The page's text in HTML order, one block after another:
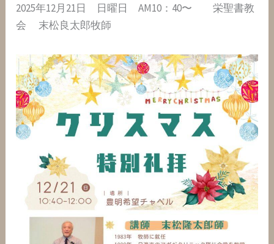
2025年12月21日 日曜日 AM10：40〜 栄聖書教
会 末松良太郎牧師